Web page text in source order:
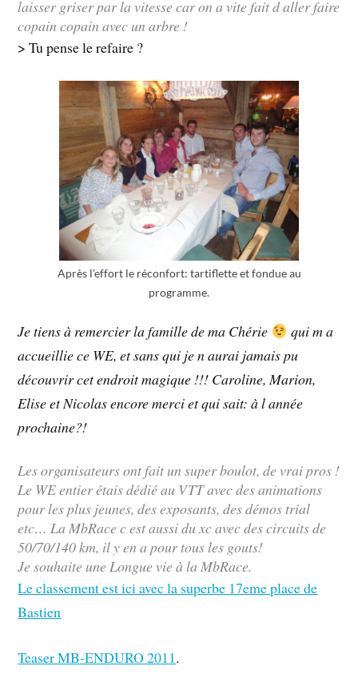
laisser griser par la vitesse car on a vite fait d aller faire
copain copain avec un arbre !
> Tu pense le refaire ?
Après l'effort le réconfort: tartiflette et fondue au
programme.
Je tiens à remercier la famille de ma Chérie
qui m a
accueillie ce WE, et sans qui je n aurai jamais pu
découvrir cet endroit magique !!! Caroline, Marion,
Elise et Nicolas encore merci et qui sait: à l année
prochaine?!
Les organisateurs ont fait un super boulot, de vrai pros !
Le WE entier étais dédié au VTT avec des animations
pour les plus jeunes, des exposants, des démos trial
etc… La MbRace c est aussi du xc avec des circuits de
50/70/140 km, il y en a pour tous les gouts!
Je souhaite une Longue vie à la MbRace.
Le classement est ici avec la superbe 17eme place de
Bastien
Teaser MB-ENDURO 2011.